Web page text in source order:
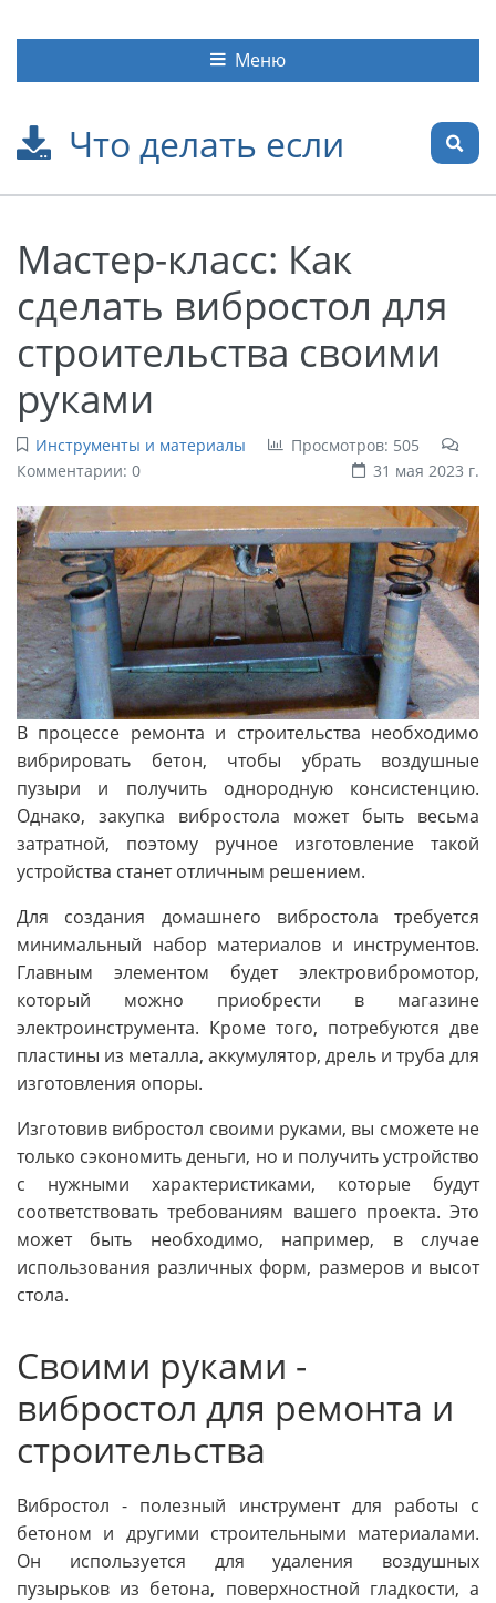
Что делать если
Меню
Мастер-класс: Как
сделать вибростол для
строительства своими
руками
Инструменты и материалы
Просмотров: 505
Комментарии: 0
31 мая 2023 г.
В процессе ремонта и строительства необходимо
вибрировать бетон, чтобы убрать воздушные
пузыри и получить однородную консистенцию.
Однако, закупка вибростола может быть весьма
затратной, поэтому ручное изготовление такой
устройства станет отличным решением.
Для создания домашнего вибростола требуется
минимальный набор материалов и инструментов.
Главным элементом будет электровибромотор,
который можно приобрести в магазине
электроинструмента. Кроме того, потребуются две
пластины из металла, аккумулятор, дрель и труба для
изготовления опоры.
Изготовив вибростол своими руками, вы сможете не
только сэкономить деньги, но и получить устройство
с нужными характеристиками, которые будут
соответствовать требованиям вашего проекта. Это
может быть необходимо, например, в случае
использования различных форм, размеров и высот
стола.
Своими руками -
вибростол для ремонта и
строительства
Вибростол - полезный инструмент для работы с
бетоном и другими строительными материалами.
Он используется для удаления воздушных
пузырьков из бетона, поверхностной гладкости, а